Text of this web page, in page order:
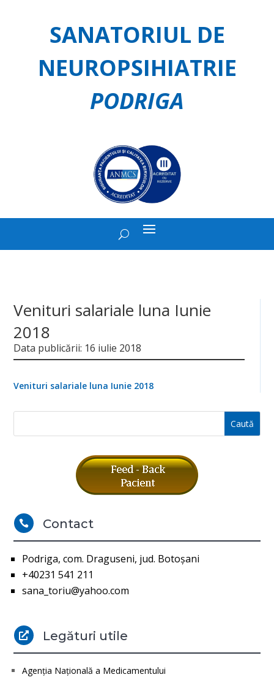
SANATORIUL DE
NEUROPSIHIATRIE
PODRIGA
Venituri salariale luna Iunie
2018
Data publicării: 16 iulie 2018
Venituri salariale luna Iunie 2018
 Contact
Podriga, com. Draguseni, jud. Botoşani
+40231 541 211
sana_toriu@yahoo.com
 Legături utile
Agenţia Naţională a Medicamentului